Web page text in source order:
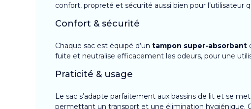
confort, propreté et sécurité aussi bien pour l’utilisateur
Confort & sécurité
Chaque sac est équipé d’un tampon super-absorbant
fuite et neutralise efficacement les odeurs, pour une
Praticité & usage
Le sac s’adapte parfaitement aux bassins de lit et se
permettant un transport et une élimination hygiénique.